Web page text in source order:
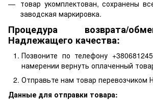
товар укомплектован, сохранены
заводская маркировка.
Процедура возврата/
Надлежащего качества:
Позвоните по телефону
намерении вернуть оплаченный
Отправьте нам товар перевозчиком
Данные для отправки товара: